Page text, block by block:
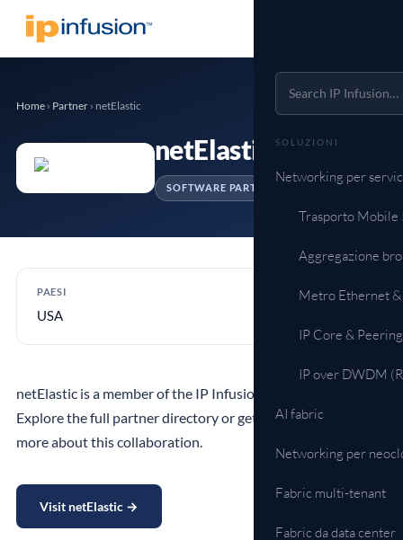
SOLUZIONI
Networking per
Trasporto Mobile
Aggregazione
Metro Ethernet
IP Core & Peering
IP over DWDM
AI fabric
Networking per
Fabric multi-tenant
Fabric da data center
Home › Partner › netElastic
netElastic
SOFTWARE PARTNER
PAESI
USA
netElastic is a member of the IP Infusion partner ecosystem.
Explore the full partner directory or get in touch to learn
more about this collaboration.
Visit netElastic →